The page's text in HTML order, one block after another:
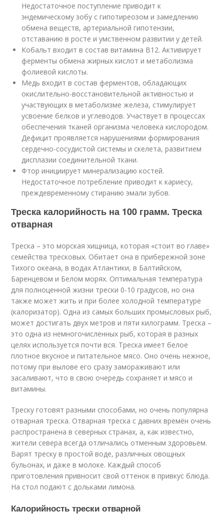
Недостаточное поступление приводит к
эндемическому зобу с гипотиреозом и замедлению
обмена веществ, артериальной гипотензии,
отставанию в росте и умственном развитии у детей.
Кобальт входит в состав витамина В12. Активирует
ферменты обмена жирных кислот и метаболизма
фолиевой кислоты.
Медь входит в состав ферментов, обладающих
окислительно-восстановительной активностью и
участвующих в метаболизме железа, стимулирует
усвоение белков и углеводов. Участвует в процессах
обеспечения тканей организма человека кислородом.
Дефицит проявляется нарушениями формирования
сердечно-сосудистой системы и скелета, развитием
дисплазии соединительной ткани.
Фтор инициирует минерализацию костей.
Недостаточное потребление приводит к кариесу,
преждевременному стиранию эмали зубов.
Треска калорийность на 100 грамм. Треска
отварная
Треска – это морская хищница, которая «стоит во главе»
семейства тресковых. Обитает она в прибережной зоне
Тихого океана, в водах Атлантики, в Балтийском,
Баренцевом и Белом морях. Оптимальная температура
для полноценной жизни трески 0-10 градусов, но она
также может жить и при более холодной температуре
(калоризатор). Одна из самых больших промысловых рыб,
может достигать двух метров и пяти килограмм. Треска –
это одна из немногочисленных рыб, которая в разных
целях используется почти вся. Треска имеет белое
плотное вкусное и питательное мясо. Оно очень нежное,
потому при вылове его сразу замораживают или
засаливают, что в свою очередь сохраняет и мясо и
витамины.
Треску готовят разными способами, но очень популярна
отварная треска. Отварная треска с давних времён очень
распространена в северных странах, а, как известно,
жители севера всегда отличались отменным здоровьем.
Варят треску в простой воде, различных овощных
бульонах, и даже в молоке. Каждый способ
приготовления привносит свой оттенок в привкус блюда.
На стол подают с дольками лимона.
Калорийность трески отварной